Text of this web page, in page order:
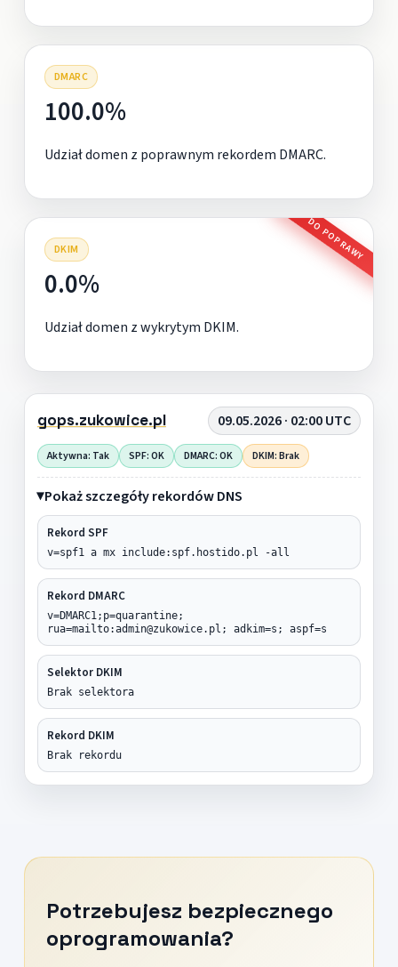
DMARC
100.0%
Udział domen z poprawnym rekordem DMARC.
DKIM DO POPRAWY
0.0%
Udział domen z wykrytym DKIM.
gops.zukowice.pl 09.05.2026 · 02:00 UTC
Aktywna: Tak SPF: OK DMARC: OK DKIM: Brak
Pokaż szczegóły rekordów DNS
Rekord SPF
v=spf1 a mx include:spf.hostido.pl -all
Rekord DMARC
v=DMARC1;p=quarantine;
rua=mailto:admin@zukowice.pl; adkim=s; aspf=s
Selektor DKIM
Brak selektora
Rekord DKIM
Brak rekordu
Potrzebujesz bezpiecznego
oprogramowania?